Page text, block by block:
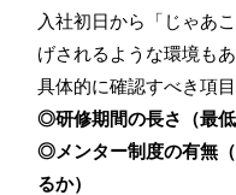
入社初日から「じゃあ
げされるような環境もあ
具体的に確認すべき項
◎研修期間の長さ（最低
◎メンター制度の有無
るか）